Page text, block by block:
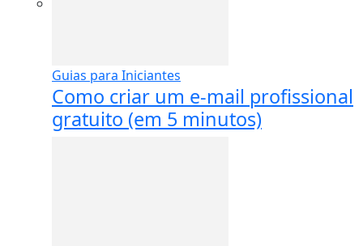
Guias para Iniciantes
Como criar um e-mail profissional
gratuito (em 5 minutos)